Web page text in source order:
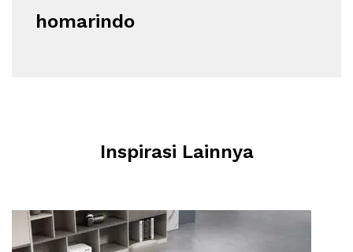
homarindo
Inspirasi Lainnya